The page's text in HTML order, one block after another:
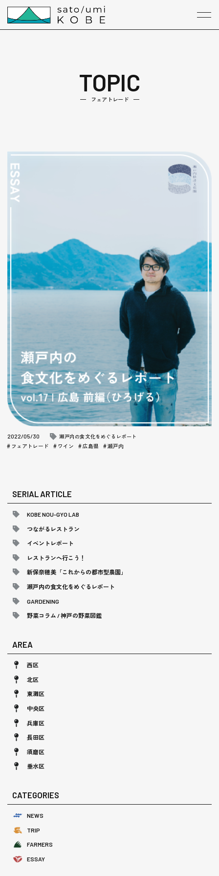
メニ
TOPIC
フェアトレード
2022/05/30 瀬戸内の食文化をめぐるレポート
フェアトレード ワイン 広島県 瀬戸内
SERIAL ARTICLE
KOBE NOU-GYO LAB
つながるレストラン
イベントレポート
レストランへ行こう！
新保奈穂美「これからの都市型農園」
瀬戸内の食文化をめぐるレポート
GARDENING
野菜コラム / 神戸の野菜図鑑
AREA
西区
北区
東灘区
中央区
兵庫区
長田区
須磨区
垂水区
CATEGORIES
NEWS
TRIP
FARMERS
ESSAY